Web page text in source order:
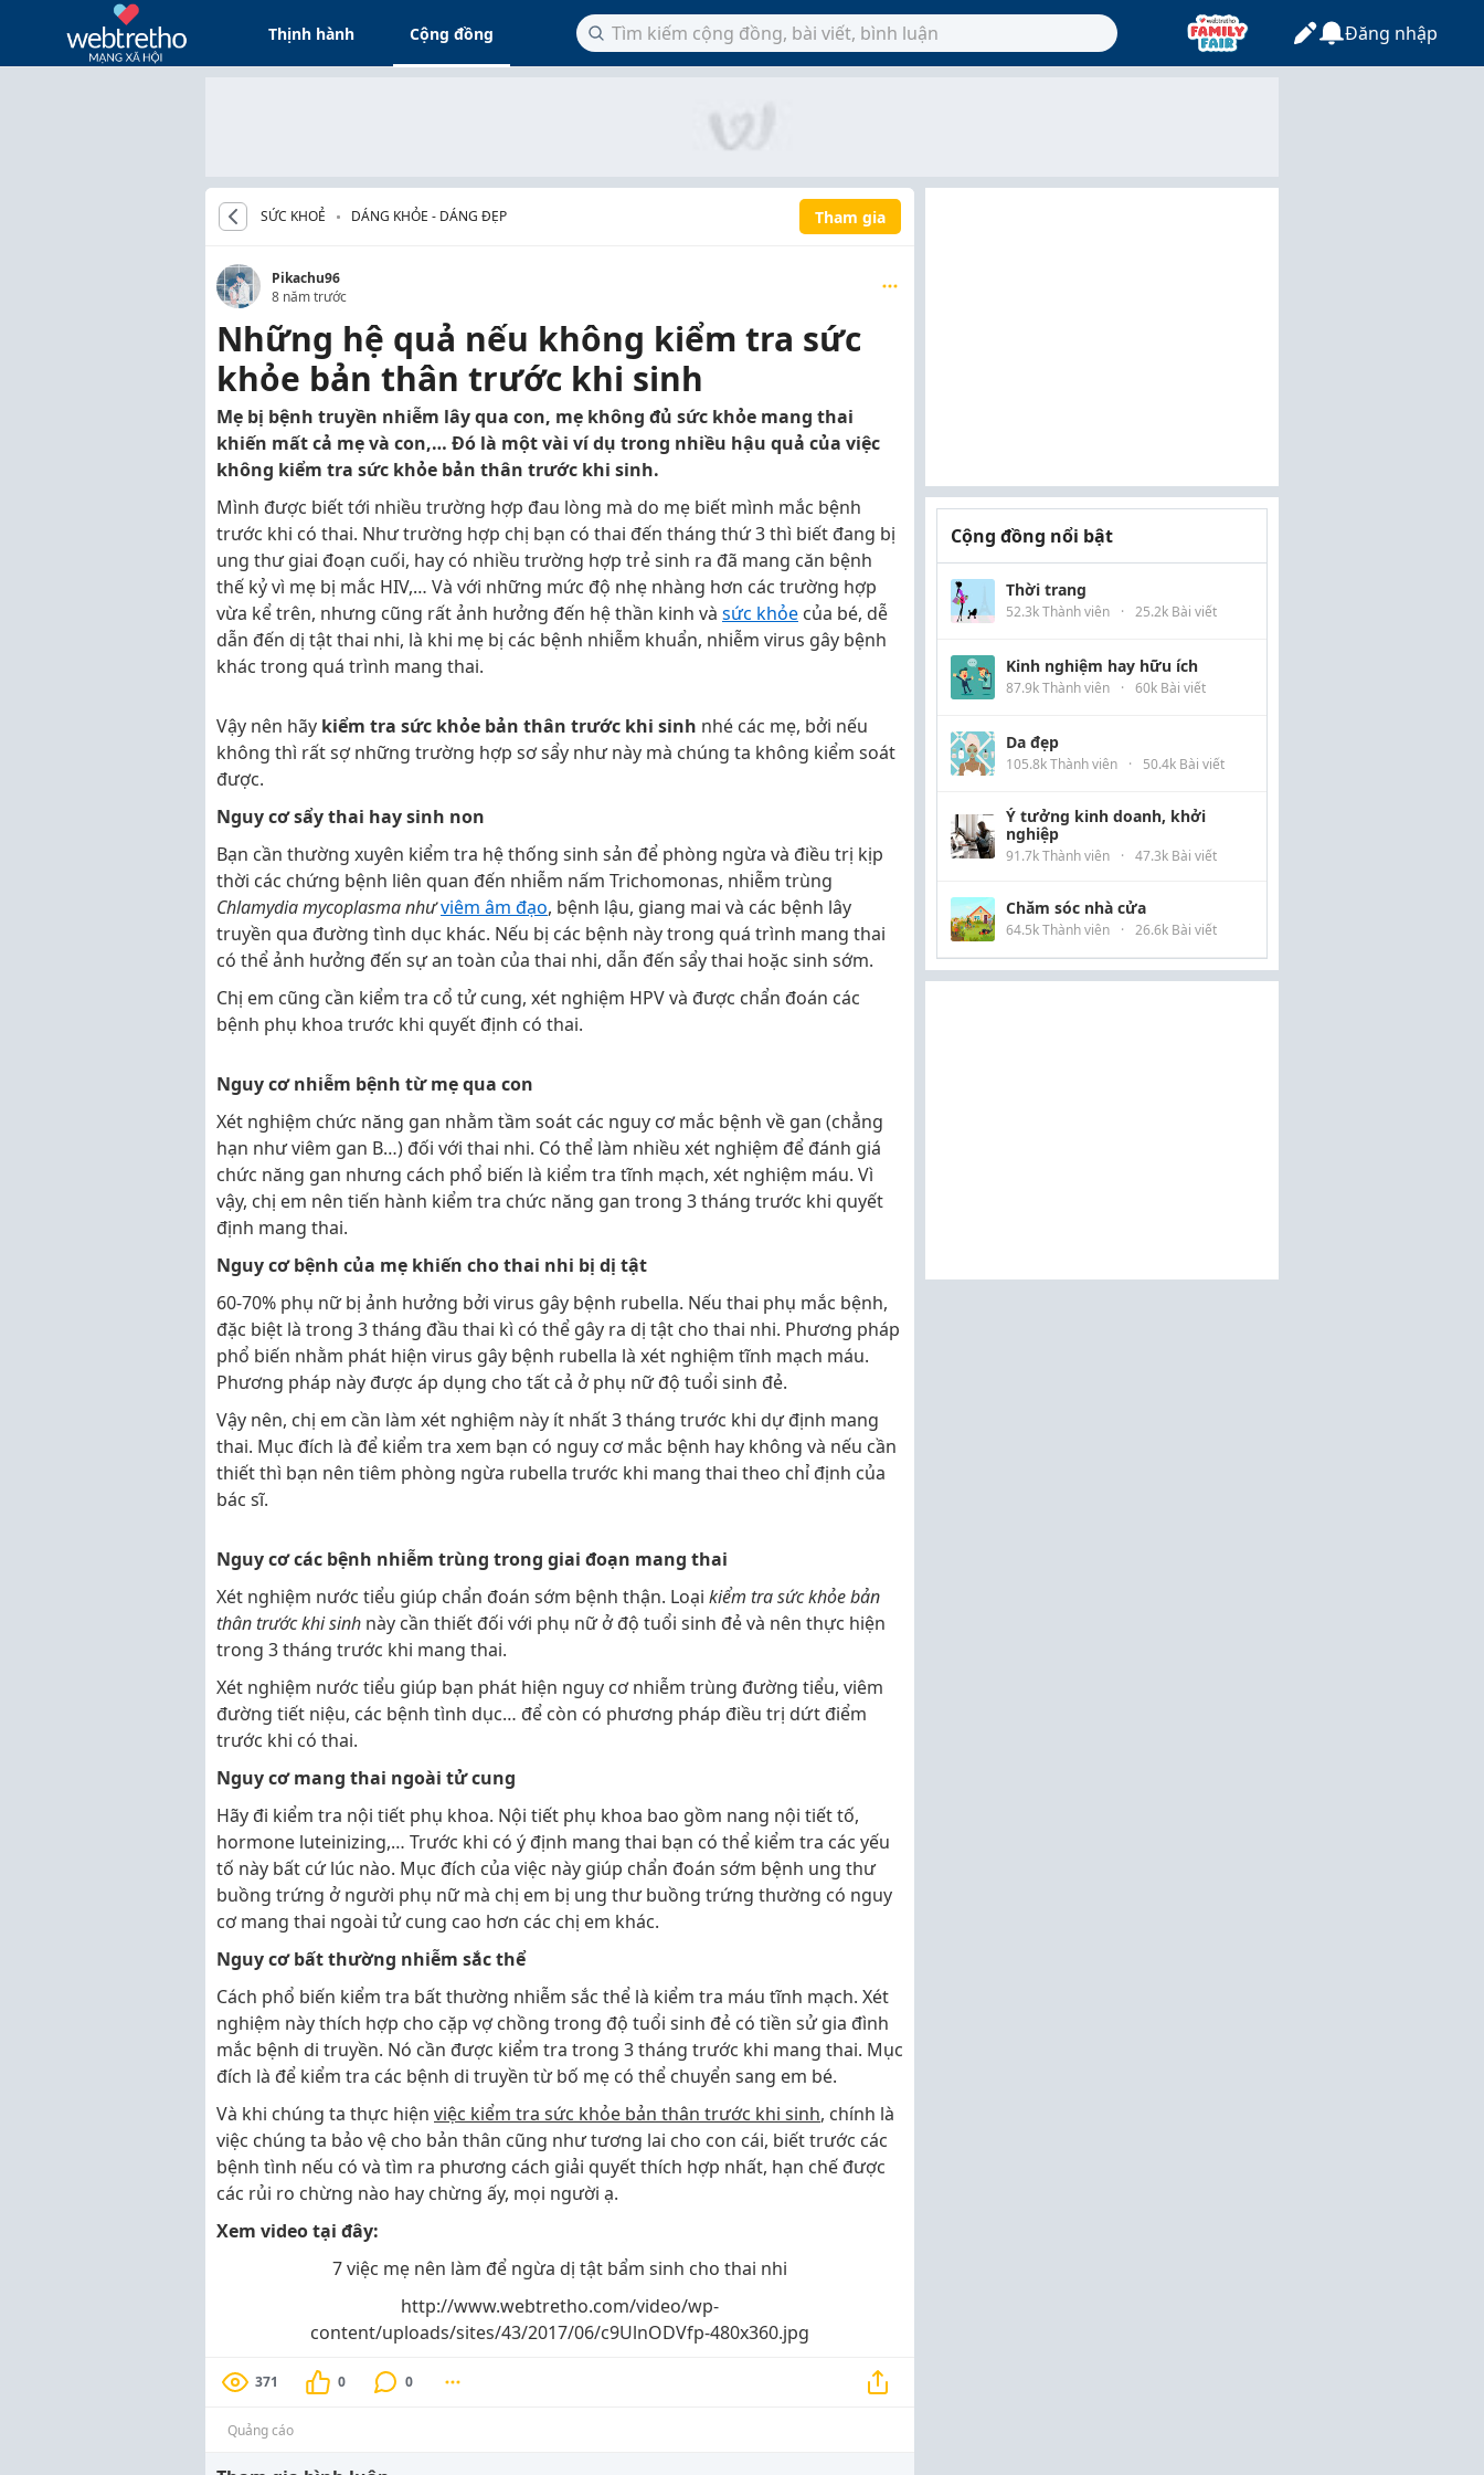
Thịnh hành Cộng đồng Đăng nhập
SỨC KHOẺ DÁNG KHỎE - DÁNG ĐẸP Tham gia
Pikachu96
8 năm trước
Những hệ quả nếu không kiểm tra sức
khỏe bản thân trước khi sinh
Mẹ bị bệnh truyền nhiễm lây qua con, mẹ không đủ sức khỏe mang thai
khiến mất cả mẹ và con,… Đó là một vài ví dụ trong nhiều hậu quả của việc
không kiểm tra sức khỏe bản thân trước khi sinh.
Mình được biết tới nhiều trường hợp đau lòng mà do mẹ biết mình mắc bệnh
trước khi có thai. Như trường hợp chị bạn có thai đến tháng thứ 3 thì biết đang bị
ung thư giai đoạn cuối, hay có nhiều trường hợp trẻ sinh ra đã mang căn bệnh
thế kỷ vì mẹ bị mắc HIV,… Và với những mức độ nhẹ nhàng hơn các trường hợp
vừa kể trên, nhưng cũng rất ảnh hưởng đến hệ thần kinh và sức khỏe của bé, dễ
dẫn đến dị tật thai nhi, là khi mẹ bị các bệnh nhiễm khuẩn, nhiễm virus gây bệnh
khác trong quá trình mang thai.
Vậy nên hãy kiểm tra sức khỏe bản thân trước khi sinh nhé các mẹ, bởi nếu
không thì rất sợ những trường hợp sơ sẩy như này mà chúng ta không kiểm soát
được.
Nguy cơ sẩy thai hay sinh non
Bạn cần thường xuyên kiểm tra hệ thống sinh sản để phòng ngừa và điều trị kịp
thời các chứng bệnh liên quan đến nhiễm nấm Trichomonas, nhiễm trùng
Chlamydia mycoplasma nhưviêm âm đạo, bệnh lậu, giang mai và các bệnh lây
truyền qua đường tình dục khác. Nếu bị các bệnh này trong quá trình mang thai
có thể ảnh hưởng đến sự an toàn của thai nhi, dẫn đến sẩy thai hoặc sinh sớm.
Chị em cũng cần kiểm tra cổ tử cung, xét nghiệm HPV và được chẩn đoán các
bệnh phụ khoa trước khi quyết định có thai.
Nguy cơ nhiễm bệnh từ mẹ qua con
Xét nghiệm chức năng gan nhằm tầm soát các nguy cơ mắc bệnh về gan (chẳng
hạn như viêm gan B…) đối với thai nhi. Có thể làm nhiều xét nghiệm để đánh giá
chức năng gan nhưng cách phổ biến là kiểm tra tĩnh mạch, xét nghiệm máu. Vì
vậy, chị em nên tiến hành kiểm tra chức năng gan trong 3 tháng trước khi quyết
định mang thai.
Nguy cơ bệnh của mẹ khiến cho thai nhi bị dị tật
60-70% phụ nữ bị ảnh hưởng bởi virus gây bệnh rubella. Nếu thai phụ mắc bệnh,
đặc biệt là trong 3 tháng đầu thai kì có thể gây ra dị tật cho thai nhi. Phương pháp
phổ biến nhằm phát hiện virus gây bệnh rubella là xét nghiệm tĩnh mạch máu.
Phương pháp này được áp dụng cho tất cả ở phụ nữ độ tuổi sinh đẻ.
Vậy nên, chị em cần làm xét nghiệm này ít nhất 3 tháng trước khi dự định mang
thai. Mục đích là để kiểm tra xem bạn có nguy cơ mắc bệnh hay không và nếu cần
thiết thì bạn nên tiêm phòng ngừa rubella trước khi mang thai theo chỉ định của
bác sĩ.
Nguy cơ các bệnh nhiễm trùng trong giai đoạn mang thai
Xét nghiệm nước tiểu giúp chẩn đoán sớm bệnh thận. Loại kiểm trasức khỏe bản
thân trước khi sinh này cần thiết đối với phụ nữ ở độ tuổi sinh đẻ và nên thực hiện
trong 3 tháng trước khi mang thai.
Xét nghiệm nước tiểu giúp bạn phát hiện nguy cơ nhiễm trùng đường tiểu, viêm
đường tiết niệu, các bệnh tình dục… để còn có phương pháp điều trị dứt điểm
trước khi có thai.
Nguy cơ mang thai ngoài tử cung
Hãy đi kiểm tra nội tiết phụ khoa. Nội tiết phụ khoa bao gồm nang nội tiết tố,
hormone luteinizing,… Trước khi có ý định mang thai bạn có thể kiểm tra các yếu
tố này bất cứ lúc nào. Mục đích của việc này giúp chẩn đoán sớm bệnh ung thư
buồng trứng ở người phụ nữ mà chị em bị ung thư buồng trứng thường có nguy
cơ mang thai ngoài tử cung cao hơn các chị em khác.
Nguy cơ bất thường nhiễm sắc thể
Cách phổ biến kiểm tra bất thường nhiễm sắc thể là kiểm tra máu tĩnh mạch. Xét
nghiệm này thích hợp cho cặp vợ chồng trong độ tuổi sinh đẻ có tiền sử gia đình
mắc bệnh di truyền. Nó cần được kiểm tra trong 3 tháng trước khi mang thai. Mục
đích là để kiểm tra các bệnh di truyền từ bố mẹ có thể chuyển sang em bé.
Và khi chúng ta thực hiện việc kiểm tra sức khỏe bản thân trước khi sinh, chính là
việc chúng ta bảo vệ cho bản thân cũng như tương lai cho con cái, biết trước các
bệnh tình nếu có và tìm ra phương cách giải quyết thích hợp nhất, hạn chế được
các rủi ro chừng nào hay chừng ấy, mọi người ạ.
Xem video tại đây:
7 việc mẹ nên làm để ngừa dị tật bẩm sinh cho thai nhi
http://www.webtretho.com/video/wp-
content/uploads/sites/43/2017/06/c9UlnODVfp-480x360.jpg
371 0 0
Quảng cáo
Cộng đồng nổi bật
Thời trang
52.3k Thành viên · 25.2k Bài viết
Kinh nghiệm hay hữu ích
87.9k Thành viên · 60k Bài viết
Da đẹp
105.8k Thành viên · 50.4k Bài viết
Ý tưởng kinh doanh, khởi
nghiệp
91.7k Thành viên · 47.3k Bài viết
Chăm sóc nhà cửa
64.5k Thành viên · 26.6k Bài viết